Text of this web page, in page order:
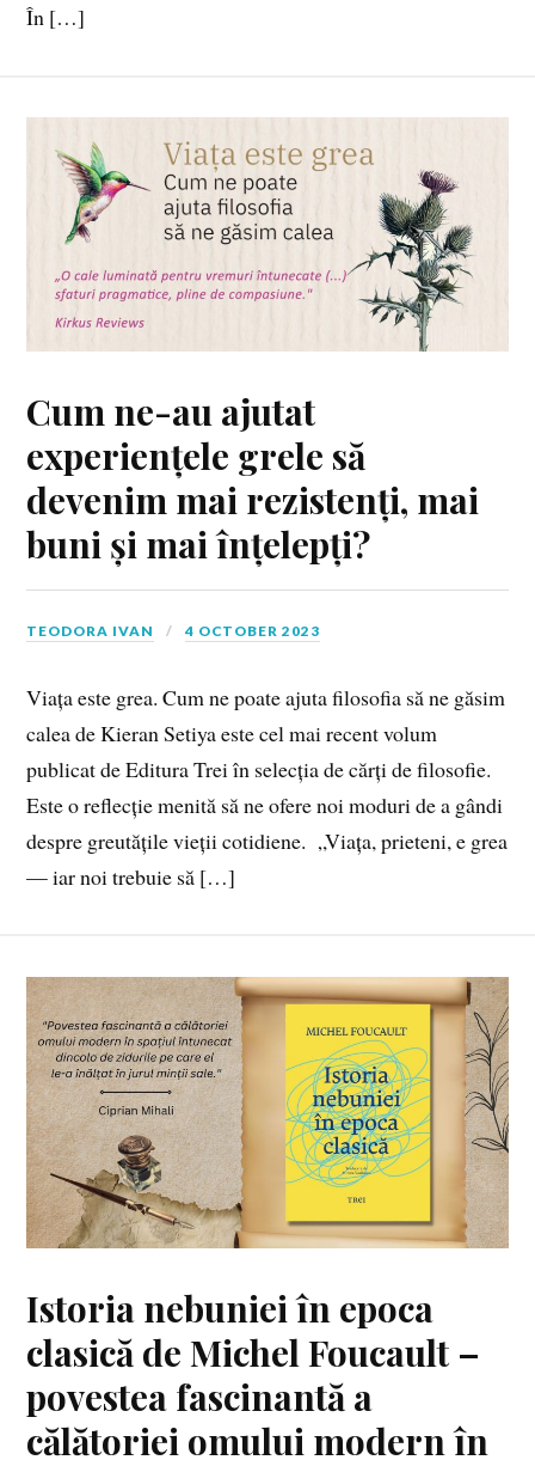
În […]
Cum ne-au ajutat
experiențele grele să
devenim mai rezistenți, mai
buni și mai înțelepți?
TEODORA IVAN 4 OCTOBER 2023
Viața este grea. Cum ne poate ajuta filosofia să ne găsim
calea de Kieran Setiya este cel mai recent volum
publicat de Editura Trei în selecția de cărți de filosofie.
Este o reflecție menită să ne ofere noi moduri de a gândi
despre greutățile vieții cotidiene. „Viața, prieteni, e grea
— iar noi trebuie să […]
Istoria nebuniei în epoca
clasică de Michel Foucault –
povestea fascinantă a
călătoriei omului modern în